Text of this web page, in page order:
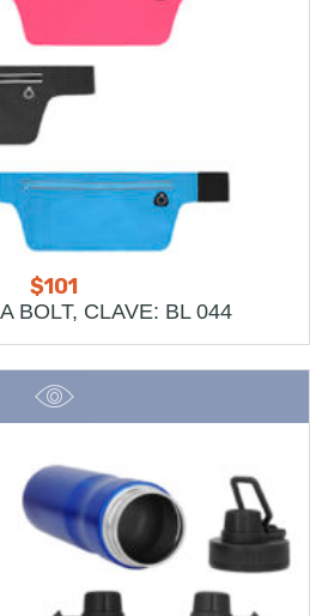
$101
BOLT, CLAVE: BL 044